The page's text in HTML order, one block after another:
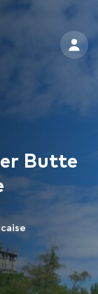
Butte